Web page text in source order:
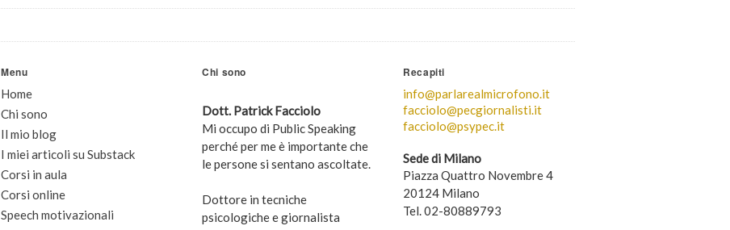
Menu
Home
Chi sono
Il mio blog
I miei articoli su Substack
Corsi in aula
Corsi online
Speech motivazionali
Chi sono
Dott. Patrick Facciolo
Mi occupo di Public Speaking
perché per me è importante che
le persone si sentano ascoltate.
Dottore in tecniche
psicologiche e giornalista
Recapiti
info@parlarealmicrofono.it
facciolo@pecgiornalisti.it
facciolo@psypec.it
Sede di Milano
Piazza Quattro Novembre 4
20124 Milano
Tel. 02-80889793